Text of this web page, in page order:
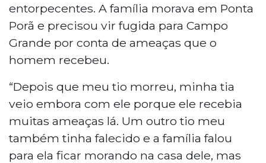
entorpecentes. A família morava em Ponta
Porã e precisou vir fugida para Campo
Grande por conta de ameaças que o
homem recebeu.
“Depois que meu tio morreu, minha tia
veio embora com ele porque ele recebia
muitas ameaças lá. Um outro tio meu
também tinha falecido e a família falou
para ela ficar morando na casa dele, mas